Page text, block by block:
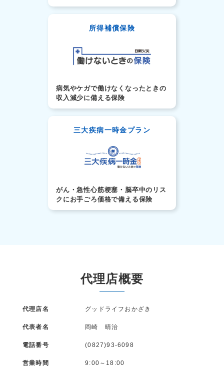
所得補償保険
病気やケガで働けなくなったときの
収入減少に備える保険
三大疾病一時金プラン
がん・急性心筋梗塞・脳卒中のリス
クにお手ごろ価格で備える保険
代理店概要
代理店名 グッドライフおかざき
代表者名 岡崎 晴治
電話番号 (0827)93-6098
営業時間 9:00～18:00